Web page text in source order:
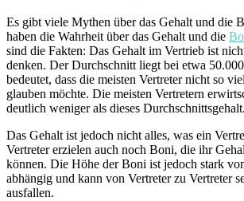
Es gibt viele Mythen über das Gehalt und die
haben die Wahrheit über das Gehalt und die
sind die Fakten: Das Gehalt im Vertrieb ist
denken. Der Durchschnitt liegt bei etwa
bedeutet, dass die meisten Vertreter nicht so
glauben möchte. Die meisten Vertretern
deutlich weniger als dieses Durchschnittsgehalt.
Das Gehalt ist jedoch nicht alles, was ein
Vertreter erzielen auch noch Boni, die ihr
können. Die Höhe der Boni ist jedoch stark
abhängig und kann von Vertreter zu Vertreter
ausfallen.